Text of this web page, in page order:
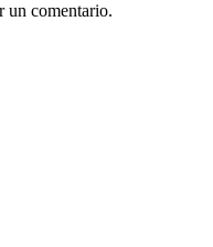
un comentario.